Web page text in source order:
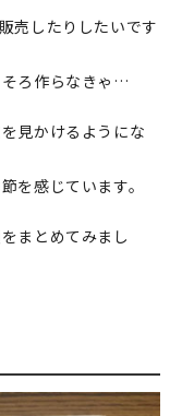
売したりしたいです
ろ作らなきゃ…
見かけるようにな
を感じています。
まとめてみまし